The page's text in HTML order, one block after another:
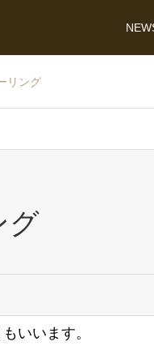
リング
グ
いいます。